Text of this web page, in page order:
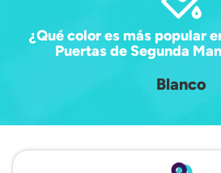
¿Qué color es más popular
Puertas de Segunda
Blanco